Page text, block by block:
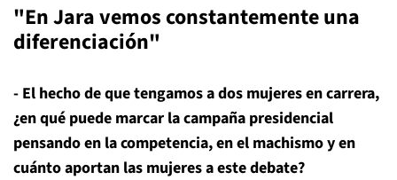
"En Jara vemos constantemente una
diferenciación"
- El hecho de que tengamos a dos mujeres en carrera,
¿en qué puede marcar la campaña presidencial
pensando en la competencia, en el machismo y en
cuánto aportan las mujeres a este debate?